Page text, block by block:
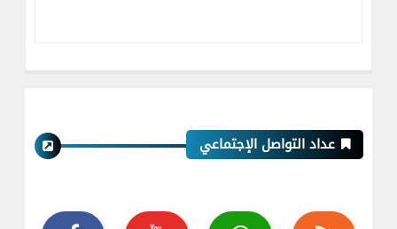
عداد التواصل الإجتماعي